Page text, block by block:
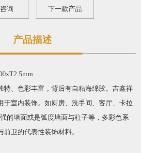
询 下一款产品
产品描述
特、色彩丰富，背后有自粘海绵胶。吉鑫祥
于室内装饰。如厨房、洗手间、客厅、卡拉
的墙面或是弧度墙面与柱子等，多彩色系
卫的代表性装饰材料。